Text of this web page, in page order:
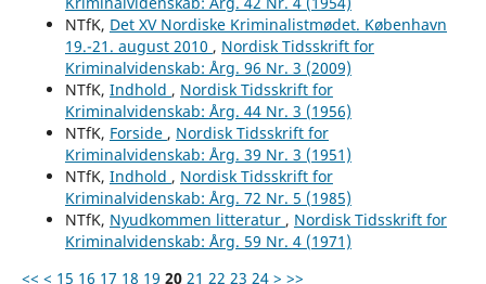
NTfK, Det XV Nordiske Kriminalistmødet. København
19.-21. august 2010 , Nordisk Tidsskrift for
Kriminalvidenskab: Årg. 96 Nr. 3 (2009)
NTfK, Indhold , Nordisk Tidsskrift for
Kriminalvidenskab: Årg. 44 Nr. 3 (1956)
NTfK, Forside , Nordisk Tidsskrift for
Kriminalvidenskab: Årg. 39 Nr. 3 (1951)
NTfK, Indhold , Nordisk Tidsskrift for
Kriminalvidenskab: Årg. 72 Nr. 5 (1985)
NTfK, Nyudkommen litteratur , Nordisk Tidsskrift for
Kriminalvidenskab: Årg. 59 Nr. 4 (1971)
<< < 15 16 17 18 19 20 21 22 23 24 > >>